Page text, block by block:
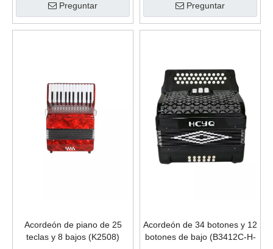
Preguntar Preguntar
Acordeón de piano de 25
teclas y 8 bajos (K2508)
Acordeón de 34 botones y 12
botones de bajo (B3412C-H-